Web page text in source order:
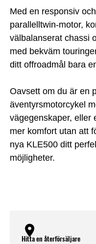
Med en responsiv
parallelltwin-motor,
välbalanserat chassi
med bekväm
ditt offroadmål bara
Oavsett om du är en
äventyrsmotorcykel
vägegenskaper, eller
mer komfort utan att
nya KLE500 ditt
möjligheter.
Hitta en återförsäljare